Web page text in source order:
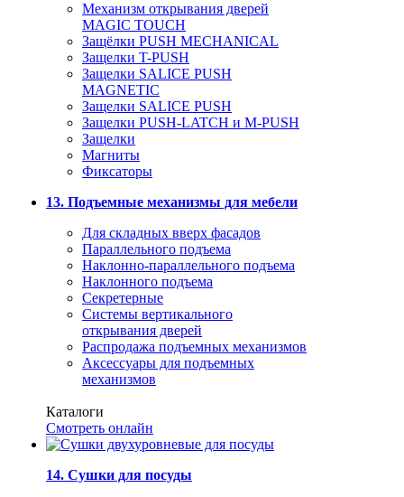
Механизм открывания дверей
MAGIC TOUCH
Защёлки PUSH MECHANICAL
Защелки T-PUSH
Защелки SALICE PUSH
MAGNETIC
Защелки SALICE PUSH
Защелки PUSH-LATCH и M-PUSH
Защелки
Магниты
Фиксаторы
13. Подъемные механизмы для мебели
Для складных вверх фасадов
Параллельного подъема
Наклонно-параллельного подъема
Наклонного подъема
Секретерные
Системы вертикального
открывания дверей
Распродажа подъемных механизмов
Аксессуары для подъемных
механизмов
Каталоги
Смотреть онлайн
14. Сушки для посуды